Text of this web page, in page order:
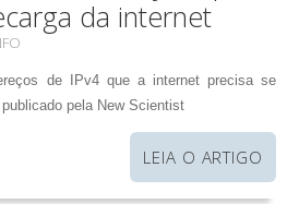
da internet
de IPv4 que a internet precisa se
pela New Scientist
LEIA O ARTIGO